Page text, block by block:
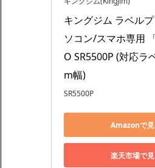
キングジム ラベル
ソコン/スマホ専用
O SR5500P (対応ラ
m幅)
SR5500P
Amazonで
楽天市場で